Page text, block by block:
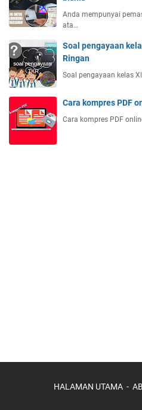
Anda mempunyai
ata…
Soal pengayaan
Ringan
Soal pengayaan kelas
Cara kompres PDF
Cara kompres PDF
HALAMAN UTAMA